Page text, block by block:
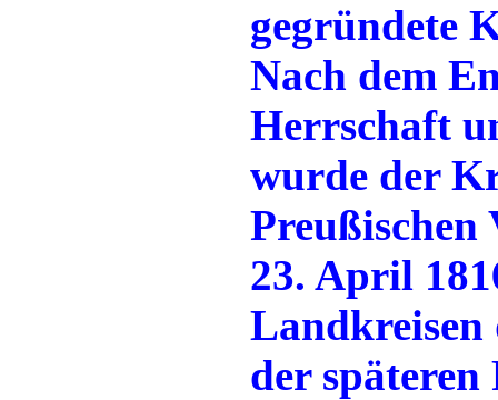
gegründete
Nach dem
Herrschaft
wurde der
Preußischen
23. April
der